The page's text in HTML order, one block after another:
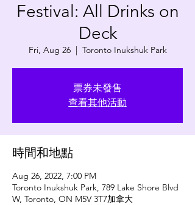
Festival: All Drinks on
Deck
Fri, Aug 26
  |
Toronto Inukshuk Park
票券未發售
查看其他活動
時間和地點
Aug 26, 2022, 7:00 PM
Toronto Inukshuk Park, 789 Lake Shore Blvd
W, Toronto, ON M5V 3T7加拿大